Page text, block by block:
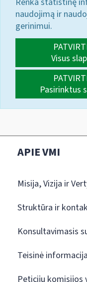
naudojimą ir
gerinimui.
Visus
Pasirinktus
APIE VMI
Misija, Vizija ir
Struktūra ir
Konsultavimasis
Teisinė informacija
Peticijų komisijos